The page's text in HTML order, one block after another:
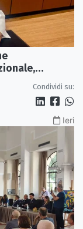
Condividi su:
Ieri